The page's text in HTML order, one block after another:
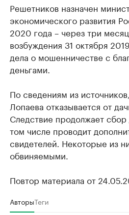
Решетников назначен
экономического развития
2020 года – через три
возбуждения 31 октября
дела о мошенничестве с
деньгами.
По сведениям из
Лопаева отказывается от
Следствие продолжает сбор
том числе проводит
свидетелей. Некоторые из
обвиняемыми.
Повтор материала от
АвторыТеги